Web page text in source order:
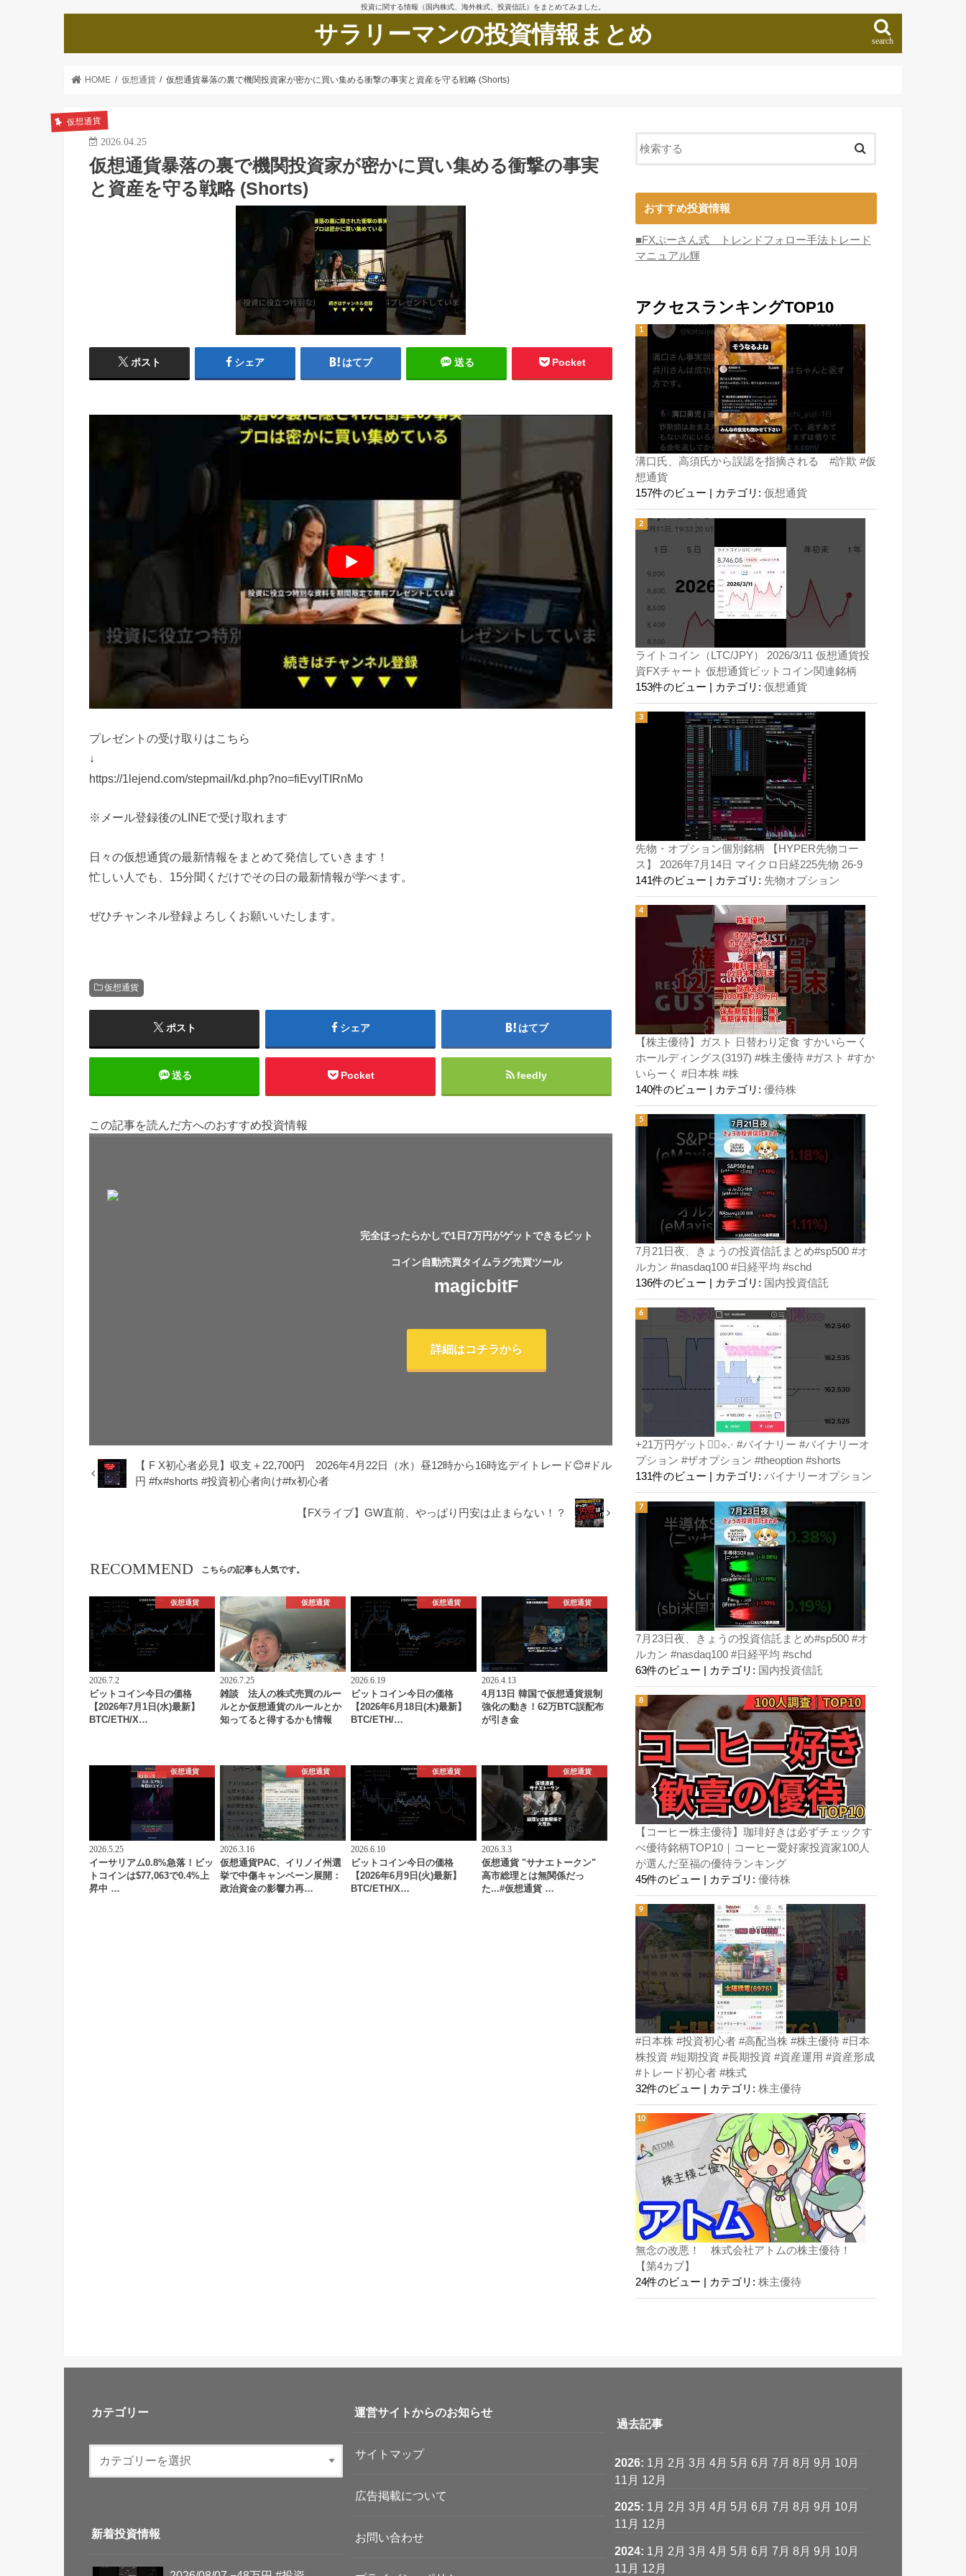
投資に関する情報（国内株式、海外株式、投資信託）をまとめてみました。
サラリーマンの投資情報まとめ search
HOME 仮想通貨 仮想通貨暴落の裏で機関投資家が密かに買い集める衝撃の事実と資産を守る戦略 (Shorts)
仮想通貨
2026.04.25
仮想通貨暴落の裏で機関投資家が密かに買い集める衝撃の事実
と資産を守る戦略 (Shorts)
ポスト シェア はてブ 送る Pocket
プレゼントの受け取りはこちら
↓
https://1lejend.com/stepmail/kd.php?no=fiEvylTIRnMo
※メール登録後のLINEで受け取れます
日々の仮想通貨の最新情報をまとめて発信していきます！
忙しい人でも、15分聞くだけでその日の最新情報が学べます。
ぜひチャンネル登録よろしくお願いいたします。
仮想通貨
ポスト シェア はてブ
送る Pocket feedly
この記事を読んだ方へのおすすめ投資情報
完全ほったらかしで1日7万円がゲットできるビット
コイン自動売買タイムラグ売買ツール
magicbitF
詳細はコチラから
【 F X初心者必見】収支＋22,700円 2026年4月22日（水）昼12時から16時迄デイトレード😊#ドル
円 #fx#shorts #投資初心者向け#fx初心者
【FXライブ】GW直前、やっぱり円安は止まらない！？
RECOMMEND こちらの記事も人気です。
仮想通貨
2026.7.2
ビットコイン今日の価格
【2026年7月1日(水)最新】
BTC/ETH/X…
仮想通貨
2026.7.25
雑談 法人の株式売買のルー
ルとか仮想通貨のルールとか
知ってると得するかも情報
仮想通貨
2026.6.19
ビットコイン今日の価格
【2026年6月18日(木)最新】
BTC/ETH/…
仮想通貨
2026.4.13
4月13日 韓国で仮想通貨規制
強化の動き！62万BTC誤配布
が引き金
仮想通貨
2026.5.25
イーサリアム0.8%急落！ビッ
トコインは$77,063で0.4%上
昇中 …
仮想通貨
2026.3.16
仮想通貨PAC、イリノイ州選
挙で中傷キャンペーン展開：
政治資金の影響力再…
仮想通貨
2026.6.10
ビットコイン今日の価格
【2026年6月9日(火)最新】
BTC/ETH/X…
仮想通貨
2026.3.3
仮想通貨 "サナエトークン"
高市総理とは無関係だっ
た...#仮想通貨 …
おすすめ投資情報
■FXぷーさん式 トレンドフォロー手法トレード
マニュアル輝
アクセスランキングTOP10
溝口氏、高須氏から誤認を指摘される #詐欺 #仮
想通貨
157件のビュー
カテゴリ: 仮想通貨
ライトコイン（LTC/JPY） 2026/3/11 仮想通貨投
資FXチャート 仮想通貨ビットコイン関連銘柄
153件のビュー | カテゴリ: 仮想通貨
先物・オプション個別銘柄 【HYPER先物コー
ス】 2026年7月14日 マイクロ日経225先物 26-9
141件のビュー
カテゴリ: 先物オプション
【株主優待】ガスト 日替わり定食 すかいらーく
ホールディングス(3197) #株主優待 #ガスト #すか
いらーく #日本株 #株
140件のビュー
カテゴリ: 優待株
7月21日夜、きょうの投資信託まとめ#sp500 #オ
ルカン #nasdaq100 #日経平均 #schd
136件のビュー
カテゴリ: 国内投資信託
+21万円ゲット👍🏻⟡.· #バイナリー #バイナリーオ
プション #ザオプション #theoption #shorts
131件のビュー
カテゴリ: バイナリーオプション
7月23日夜、きょうの投資信託まとめ#sp500 #オ
ルカン #nasdaq100 #日経平均 #schd
63件のビュー | カテゴリ: 国内投資信託
【コーヒー株主優待】珈琲好きは必ずチェックす
べ優待銘柄TOP10｜コーヒー愛好家投資家100人
が選んだ至福の優待ランキング
45件のビュー
カテゴリ: 優待株
#日本株 #投資初心者 #高配当株 #株主優待 #日本
株投資 #短期投資 #長期投資 #資産運用 #資産形成
#トレード初心者 #株式
32件のビュー
カテゴリ: 株主優待
無念の改悪！ 株式会社アトムの株主優待！
【第4カブ】
24件のビュー
カテゴリ: 株主優待
カテゴリー
新着投資情報
運営サイトからのお知らせ
サイトマップ
広告掲載について
お問い合わせ
過去記事
2026: 1月 2月 3月 4月 5月 6月 7月 8月 9月 10月
11月 12月
2025: 1月 2月 3月 4月 5月 6月 7月 8月 9月 10月
11月 12月
2024: 1月 2月 3月 4月 5月 6月 7月 8月 9月 10月
11月 12月